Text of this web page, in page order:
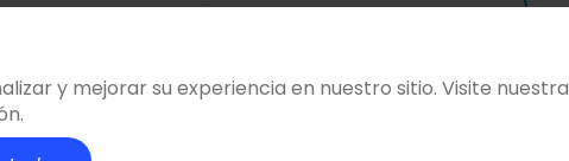
si se cancela hasta15 días antes del evento.
y mejorar su experiencia en nuestro sitio. Visite nuestra